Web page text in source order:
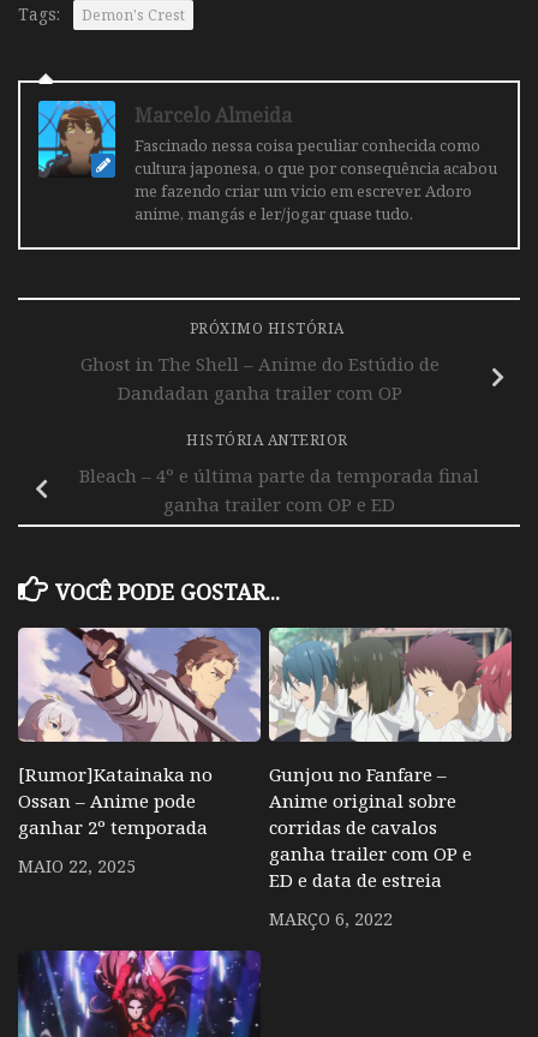
Tags: Demon's Crest
Marcelo Almeida
Fascinado nessa coisa peculiar conhecida como
cultura japonesa, o que por consequência acabou
me fazendo criar um vicio em escrever. Adoro
anime, mangás e ler/jogar quase tudo.
PRÓXIMO HISTÓRIA
Ghost in The Shell – Anime do Estúdio de
Dandadan ganha trailer com OP
HISTÓRIA ANTERIOR
Bleach – 4º e última parte da temporada final
ganha trailer com OP e ED
VOCÊ PODE GOSTAR...
[Rumor]Katainaka no
Ossan – Anime pode
ganhar 2º temporada
MAIO 22, 2025
Gunjou no Fanfare –
Anime original sobre
corridas de cavalos
ganha trailer com OP e
ED e data de estreia
MARÇO 6, 2022